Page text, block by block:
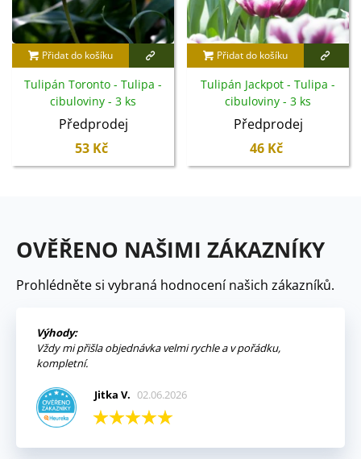
Přidat do košíku
Tulipán Toronto - Tulipa -
cibuloviny - 3 ks
Předprodej
53 Kč
Přidat do košíku
Tulipán Jackpot - Tulipa -
cibuloviny - 3 ks
Předprodej
46 Kč
OVĚŘENO NAŠIMI ZÁKAZNÍKY
Prohlédněte si vybraná hodnocení našich zákazníků.
Výhody:
Vždy mi přišla objednávka velmi rychle a v pořádku,
kompletní.
Jitka V. 02.06.2026